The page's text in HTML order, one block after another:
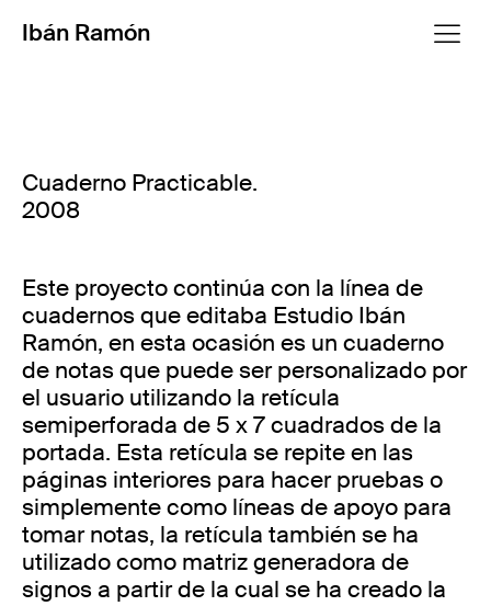
Ibán Ramón
Cuaderno Practicable.
2008
Este proyecto continúa con la línea de
cuadernos que editaba Estudio Ibán
Ramón, en esta ocasión es un cuaderno
de notas que puede ser personalizado por
el usuario utilizando la retícula
semiperforada de 5 x 7 cuadrados de la
portada. Esta retícula se repite en las
páginas interiores para hacer pruebas o
simplemente como líneas de apoyo para
tomar notas, la retícula también se ha
utilizado como matriz generadora de
signos a partir de la cual se ha creado la